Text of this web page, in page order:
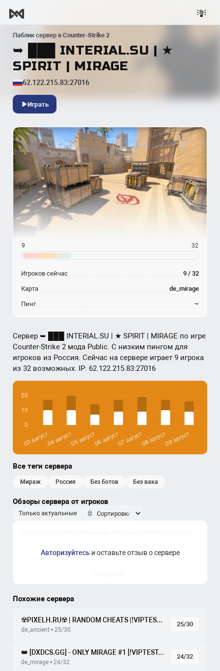
Паблик сервер в Counter-Strike 2
➥ ███ INTERIAL.SU | ★
SPIRIT | MIRAGE
62.122.215.83:27016
Играть
Сервер ➥ ███ INTERIAL.SU | ★ SPIRIT | MIRAGE по игре
Counter-Strike 2 мода Public. С низким пингом для
игроков из Россия. Сейчас на сервере играет 9 игрока
из 32 возможных. IP: 62.122.215.83:27016
Все теги сервера
мираж россия без ботов без вака
Обзоры сервера от игроков
Только актуальные
Авторизуйтесьи оставьте отзыв о сервере
Похожие сервера
☢️PIXELH.RU☢️ | RANDOM CHEATS |!VIPTEST !SKINS !WS !GLO
de_ancient • 25/30
25/30
👑 [DXDCS.GG] - ONLY MIRAGE #1 [!VIPTEST, FREE !SKINS]
de_mirage • 24/32
24/32
9 32
Игроков сейчас 9 / 32
Карта de_mirage
Пинг ~